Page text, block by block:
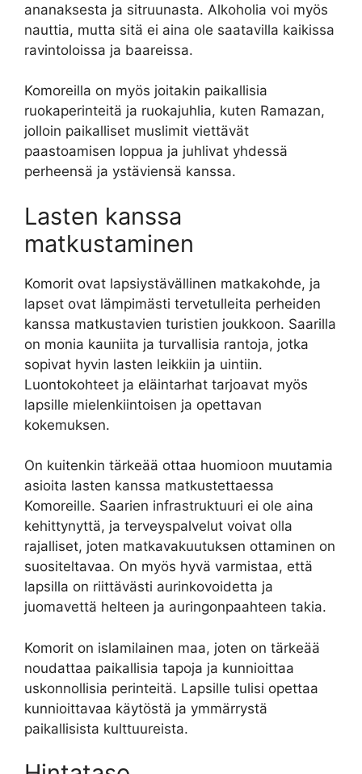
ananaksesta ja sitruunasta. Alkoholia voi myös
nauttia, mutta sitä ei aina ole saatavilla kaikissa
ravintoloissa ja baareissa.
Komoreilla on myös joitakin paikallisia
ruokaperinteitä ja ruokajuhlia, kuten Ramazan,
jolloin paikalliset muslimit viettävät
paastoamisen loppua ja juhlivat yhdessä
perheensä ja ystäviensä kanssa.
Lasten kanssa
matkustaminen
Komorit ovat lapsiystävällinen matkakohde, ja
lapset ovat lämpimästi tervetulleita perheiden
kanssa matkustavien turistien joukkoon. Saarilla
on monia kauniita ja turvallisia rantoja, jotka
sopivat hyvin lasten leikkiin ja uintiin.
Luontokohteet ja eläintarhat tarjoavat myös
lapsille mielenkiintoisen ja opettavan
kokemuksen.
On kuitenkin tärkeää ottaa huomioon muutamia
asioita lasten kanssa matkustettaessa
Komoreille. Saarien infrastruktuuri ei ole aina
kehittynyttä, ja terveyspalvelut voivat olla
rajalliset, joten matkavakuutuksen ottaminen on
suositeltavaa. On myös hyvä varmistaa, että
lapsilla on riittävästi aurinkovoidetta ja
juomavettä helteen ja auringonpaahteen takia.
Komorit on islamilainen maa, joten on tärkeää
noudattaa paikallisia tapoja ja kunnioittaa
uskonnollisia perinteitä. Lapsille tulisi opettaa
kunnioittavaa käytöstä ja ymmärrystä
paikallisista kulttuureista.